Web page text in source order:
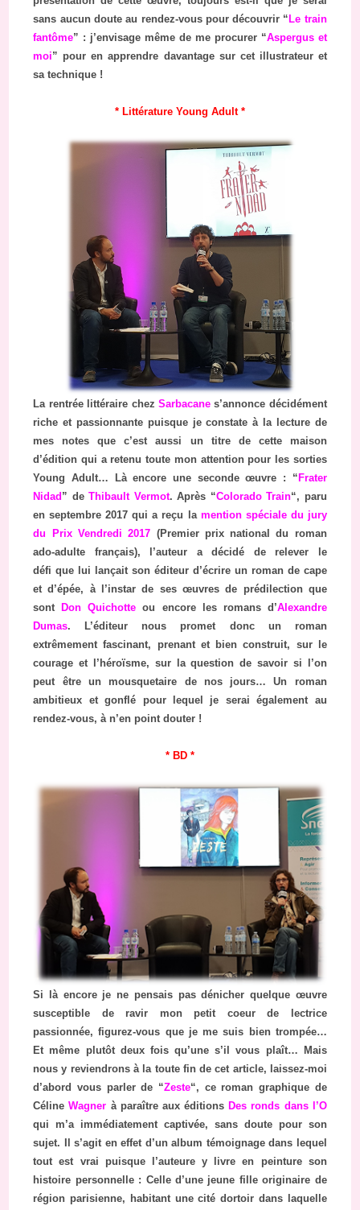
sans aucun doute au rendez-vous pour découvrir “ Le train
fantôme” : j’envisage même de me procurer “Aspergus et
moi” pour en apprendre davantage sur cet illustrateur et
sa technique !
* Littérature Young Adult *
La rentrée littéraire chez Sarbacanes’annonce décidément
riche et passionnante puisque je constate à la lecture de
mes notes que c’est aussi un titre de cette maison
d’édition qui a retenu toute mon attention pour les sorties
Young Adult… Là encore une seconde œuvre : “ Frater
Nidad ” deThibault Vermot. Après “Colorado Train“, paru
en septembre 2017 qui a reçu la mention spéciale du jury
du Prix Vendredi 2017 (Premier prix national du roman
ado-adulte français), l’auteur a décidé de relever le
défi que lui lançait son éditeur d’écrire un roman de cape
et d’épée, à l’instar de ses œuvres de prédilection que
sont Don Quichotte ou encore les romans d’Alexandre
Dumas. L’éditeur nous promet donc un roman
extrêmement fascinant, prenant et bien construit, sur le
courage et l’héroïsme, sur la question de savoir si l’on
peut être un mousquetaire de nos jours… Un roman
ambitieux et gonflé pour lequel je serai également au
rendez-vous, à n’en point douter !
* BD *
Si là encore je ne pensais pas dénicher quelque œuvre
susceptible de ravir mon petit coeur de lectrice
passionnée, figurez-vous que je me suis bien trompée…
Et même plutôt deux fois qu’une s’il vous plaît… Mais
nous y reviendrons à la toute fin de cet article, laissez-moi
d’abord vous parler de “Zeste“, ce roman graphique de
CélineWagner à paraître aux éditions Des ronds dans l’O
qui m’a immédiatement captivée, sans doute pour son
sujet. Il s’agit en effet d’un album témoignage dans lequel
tout est vrai puisque l’auteure y livre en peinture son
histoire personnelle : Celle d’une jeune fille originaire de
région parisienne, habitant une cité dortoir dans laquelle